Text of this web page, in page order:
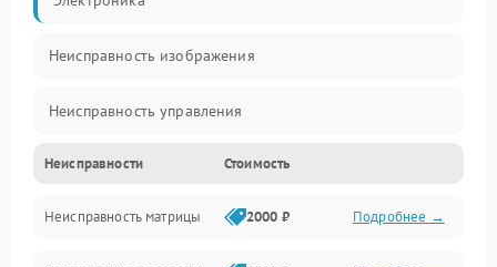
Неисправность изображения
Неисправность управления
Неисправность интерфейсов
Прочие неисправности
Неисправности Стоимость
Неисправность матрицы 2000 ₽ Подробнее →